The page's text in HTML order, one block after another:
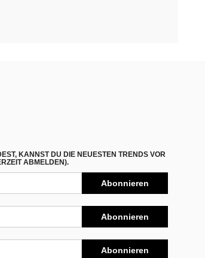
KANNST DU DIE NEUESTEN TRENDS VOR
ABMELDEN).
Abonnieren
Abonnieren
Abonnieren